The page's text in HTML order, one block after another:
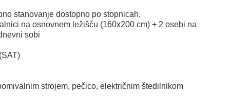
stanovanje dostopno po stopnicah,
na osnovnem ležišču (160x200 cm) + 2 osebi na
sobi
strojem, pečico, električnim štedilnikom